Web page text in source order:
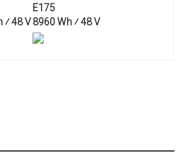
⁄ 48 V
E175
8960 Wh ⁄ 48 V